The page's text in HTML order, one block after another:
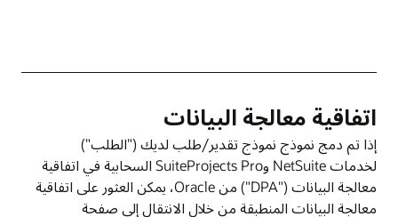
اتفاقية معالجة البيانات
إذا تم دمج نموذج نموذج تقدير/طلب لديك ("الطلب")
لخدمات NetSuite وSuiteProjects Pro السحابية في اتفاقية
معالجة البيانات ("DPA") من Oracle، يمكن العثور على اتفاقية
معالجة البيانات المنطبقة من خلال الانتقال إلى صفحة